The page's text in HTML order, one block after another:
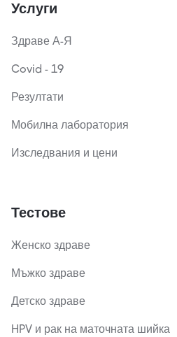
Услуги
Здраве А-Я
Covid - 19
Резултати
Мобилна лаборатория
Изследвания и цени
Тестове
Женско здраве
Мъжко здраве
Детско здраве
HPV и рак на маточната шийка